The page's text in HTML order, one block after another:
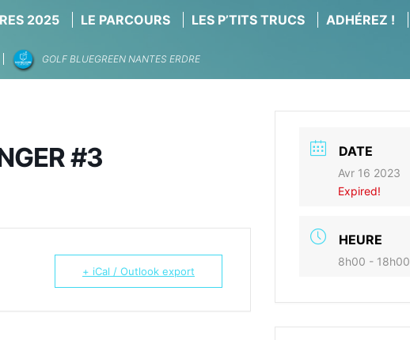
2025 LE PARCOURS LES P’TITS TRUCS ADHÉREZ !
GOLF BLUEGREEN NANTES ERDRE
#3
+ iCal / Outlook export
DATE
Avr 16 2023
Expired!
HEURE
8h00 - 18h00